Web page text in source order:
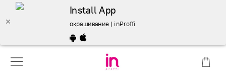
Install App
окрашивание | inProffi